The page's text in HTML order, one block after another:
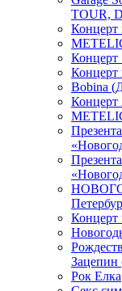
TOUR,
Концерт
Концерт
Bobina
Концерт
Концерт
Зацепин
Рок Елка